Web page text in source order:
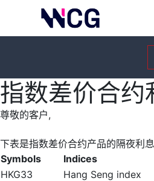
指数差价合
尊敬的客户,
下表是指数差价合约产品的隔夜利
Symbols
Indices
HKG33
Hang Seng index